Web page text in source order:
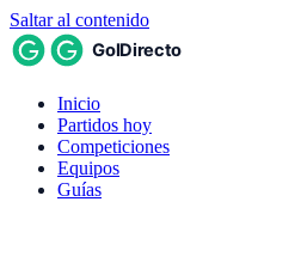
Saltar al contenido
Inicio
Partidos hoy
Competiciones
Equipos
Guías